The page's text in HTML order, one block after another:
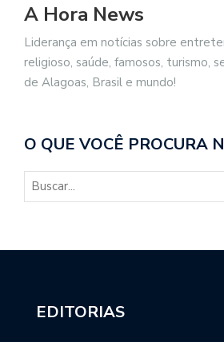
A Hora News
Liderança em notícias sobre
religioso, saúde, famosos, turismo,
de Alagoas, Brasil e mundo!
O QUE VOCÊ PROCURA
EDITORIAS